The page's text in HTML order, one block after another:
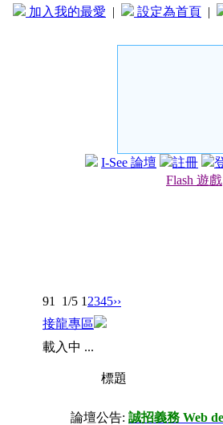
加入我的最愛 | 設定為首頁 |
I-See 論壇 註冊
Flash 遊戲
91 1/5 1 2345››
接龍專區
載入中 ...
標題
論壇公告: 誠招義務 Web